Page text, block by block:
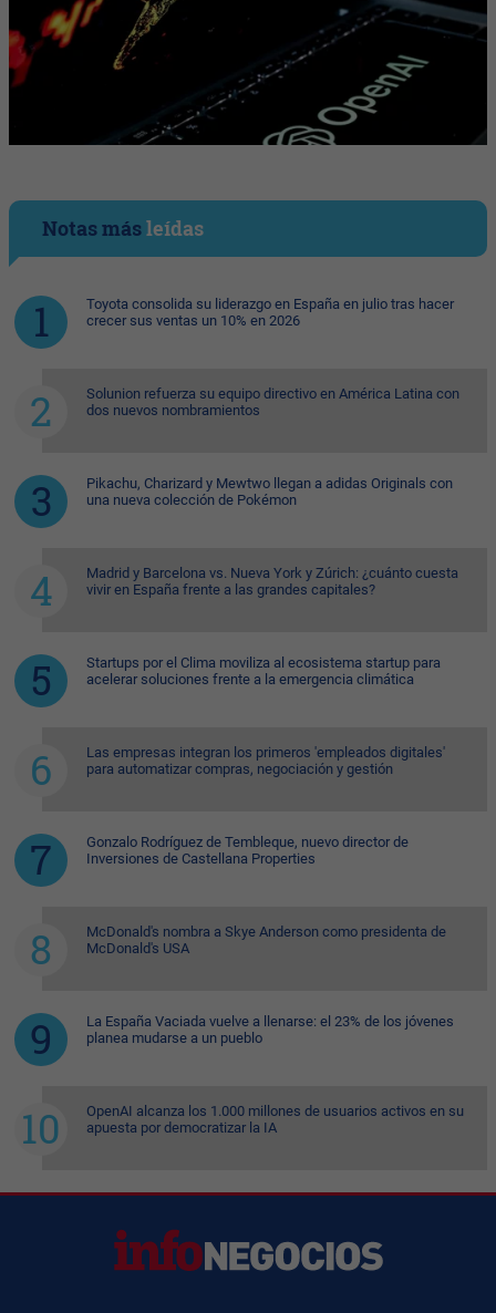
Notas másleídas
Toyota consolida su liderazgo en España en julio tras hacer
crecer sus ventas un 10% en 2026
Solunion refuerza su equipo directivo en América Latina con
dos nuevos nombramientos
Pikachu, Charizard y Mewtwo llegan a adidas Originals con
una nueva colección de Pokémon
Madrid y Barcelona vs. Nueva York y Zúrich: ¿cuánto cuesta
vivir en España frente a las grandes capitales?
Startups por el Clima moviliza al ecosistema startup para
acelerar soluciones frente a la emergencia climática
Las empresas integran los primeros 'empleados digitales'
para automatizar compras, negociación y gestión
Gonzalo Rodríguez de Tembleque, nuevo director de
Inversiones de Castellana Properties
McDonald's nombra a Skye Anderson como presidenta de
McDonald's USA
La España Vaciada vuelve a llenarse: el 23% de los jóvenes
planea mudarse a un pueblo
OpenAI alcanza los 1.000 millones de usuarios activos en su
apuesta por democratizar la IA